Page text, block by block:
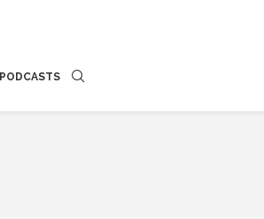
PODCASTS